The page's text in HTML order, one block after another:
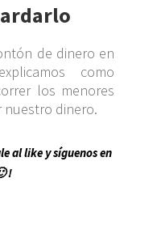
de dinero en
como
los menores
nuestro dinero.
al like y síguenos en
!